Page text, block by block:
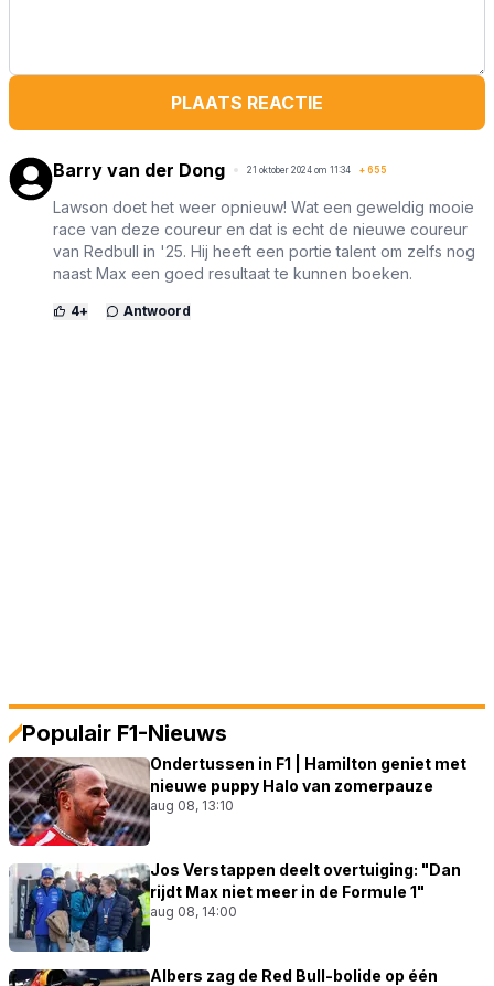
PLAATS REACTIE
Barry van der Dong 21 oktober 2024 om 11:34 + 655
Lawson doet het weer opnieuw! Wat een geweldig mooie
race van deze coureur en dat is echt de nieuwe coureur
van Redbull in '25. Hij heeft een portie talent om zelfs nog
naast Max een goed resultaat te kunnen boeken.
4+ Antwoord
Populair F1-Nieuws
Ondertussen in F1 | Hamilton geniet met
nieuwe puppy Halo van zomerpauze
aug 08, 13:10
Jos Verstappen deelt overtuiging: "Dan
rijdt Max niet meer in de Formule 1"
aug 08, 14:00
Albers zag de Red Bull-bolide op één